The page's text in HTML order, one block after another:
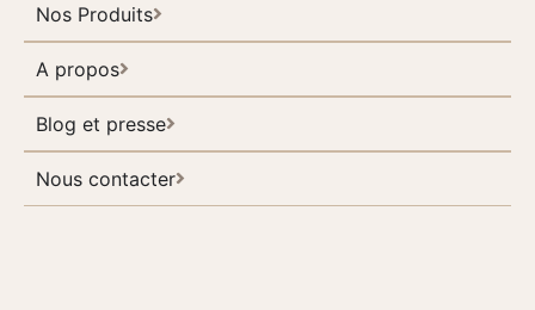
Nos Produits
A propos
Blog et presse
Nous contacter